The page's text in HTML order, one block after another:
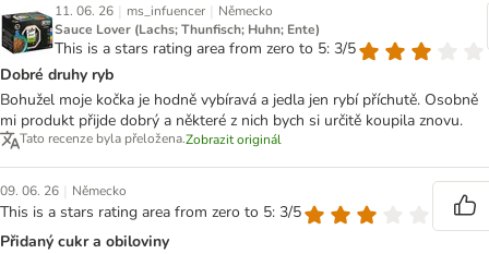
11. 06. 26 | ms_infuencer | Německo
Sauce Lover (Lachs; Thunfisch; Huhn; Ente)
This is a stars rating area from zero to 5: 3/5
Dobré druhy ryb
Bohužel moje kočka je hodně vybíravá a jedla jen rybí příchutě. Osobně
mi produkt přijde dobrý a některé z nich bych si určitě koupila znovu.
Tato recenze byla přeložena.Zobrazit originál
09. 06. 26 | Německo
This is a stars rating area from zero to 5: 3/5
Přidaný cukr a obiloviny